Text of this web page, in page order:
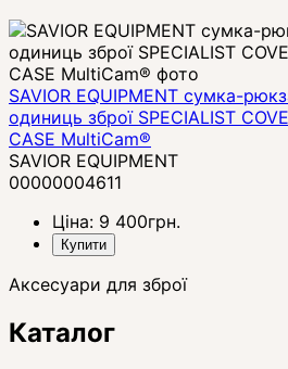
SAVIOR EQUIPMENT сумка-
одиниць зброї SPECIALIST
CASE MultiCam®
SAVIOR EQUIPMENT
00000004611
Ціна: 9 400грн.
Купити
Аксесуари для зброї
Каталог